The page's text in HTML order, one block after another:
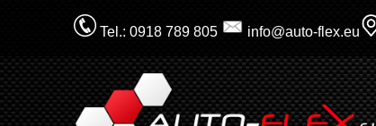
na
obsah
Tel.: 0918 789 805 info@auto-flex.eu